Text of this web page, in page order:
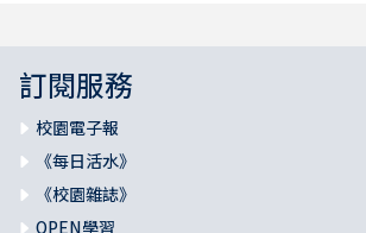
訂閱服務
校園電子報
《每日活水》
《校園雜誌》
OPEN學習